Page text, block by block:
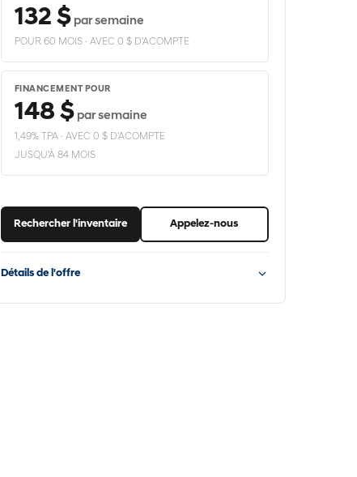
132 $par semaine
POUR 60 MOIS · AVEC 0 $ D'ACOMPTE
FINANCEMENT POUR
148 $par semaine
1,49% TPA · AVEC 0 $ D'ACOMPTE
JUSQU'À 84 MOIS
Rechercher l'inventaire Appelez-nous
Détails de l'offre